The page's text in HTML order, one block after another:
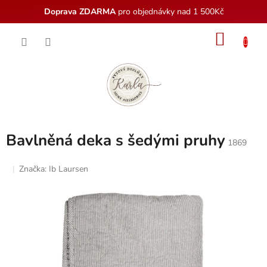
Doprava ZDARMApro objednávky nad 1 500Kč
Bavlněná deka s šedými pruhy 1869
Značka: Ib Laursen